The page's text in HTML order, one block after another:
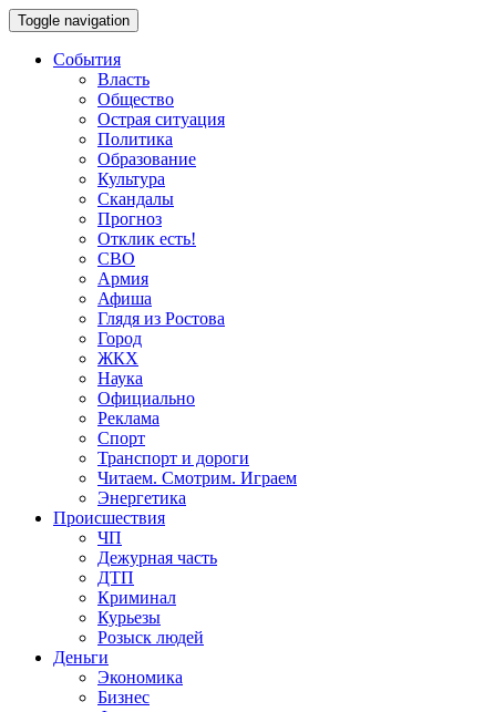
Toggle navigation
События
Власть
Общество
Острая ситуация
Политика
Образование
Культура
Скандалы
Прогноз
Отклик есть!
СВО
Армия
Афиша
Глядя из Ростова
Город
ЖКХ
Наука
Официально
Реклама
Спорт
Транспорт и дороги
Читаем. Смотрим. Играем
Энергетика
Происшествия
ЧП
Дежурная часть
ДТП
Криминал
Курьезы
Розыск людей
Деньги
Экономика
Бизнес